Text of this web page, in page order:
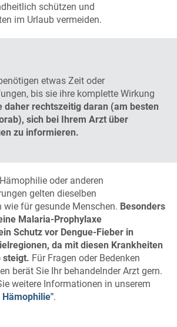
schützen und
im Urlaub vermeiden.
etwas Zeit oder
bis sie ihre komplette Wirkung
daher rechtszeitig daran (am besten
sich bei Ihrem Arzt über
zu informieren.
oder anderen
gelten dieselben
für gesunde Menschen. Besonders
Malaria-Prophylaxe
Schutz vor Dengue-Fieber in
da mit diesen Krankheiten
steigt. Für Fragen oder Bedenken
berät Sie Ihr behandelnder Arzt gern.
weitere Informationen in unserem
Hämophilie".